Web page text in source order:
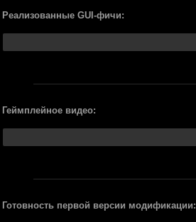
Реализованные GUI-фичи:
Геймплейное видео:
Готовность первой версии модификации: